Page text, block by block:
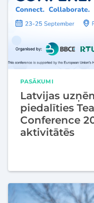
PASĀKUMI
Latvijas
piedalīties
Conference
aktivitātēs